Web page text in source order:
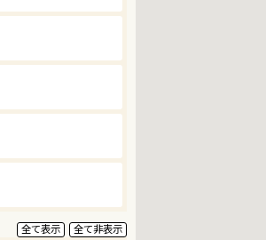
全て表示 全て非表示